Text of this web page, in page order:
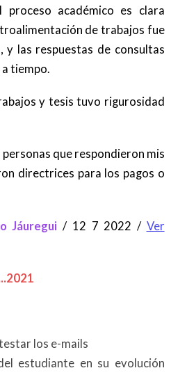
proceso académico es clara
de trabajos fue
y las respuestas de consultas
tiempo.
y tesis tuvo rigurosidad
personas que respondieron mis
directrices para los pagos o
Jáuregui / 12 7 2022 / Ver
los e-mails
estudiante en su evolución